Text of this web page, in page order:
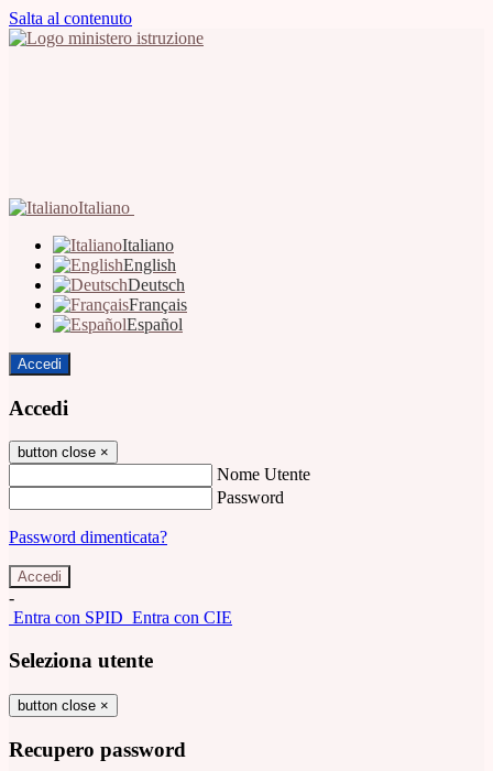
Salta al contenuto
Italiano
Italiano
English
Deutsch
Français
Español
Accedi
Accedi
button close ×
Nome Utente
Password
Password dimenticata?
-
Entra con SPID Entra con CIE
Seleziona utente
button close ×
Recupero password